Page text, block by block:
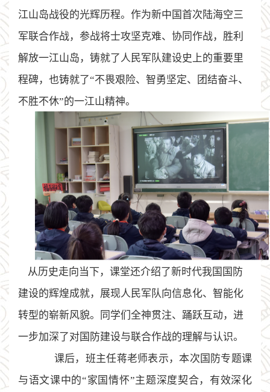
江山岛战役的光辉历程。作为新中国首次陆海空三
军联合作战，参战将士攻坚克难、协同作战，胜利
解放一江山岛，铸就了人民军队建设史上的重要里
程碑，也铸就了“不畏艰险、智勇坚定、团结奋斗、
不胜不休”的一江山精神。
从历史走向当下，课堂还介绍了新时代我国国防
建设的辉煌成就，展现人民军队向信息化、智能化
转型的崭新风貌。同学们全神贯注、踊跃互动，进
一步加深了对国防建设与联合作战的理解与认识。
课后，班主任蒋老师表示，本次国防专题课
与语文课中的“家国情怀”主题深度契合，有效深化